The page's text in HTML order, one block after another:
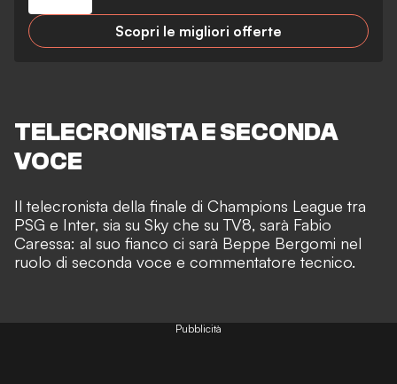
Scopri le migliori offerte
TELECRONISTA E SECONDA
VOCE
Il telecronista della finale di Champions League tra
PSG e Inter, sia su Sky che su TV8, sarà Fabio
Caressa: al suo fianco ci sarà Beppe Bergomi nel
ruolo di seconda voce e commentatore tecnico.
Pubblicità